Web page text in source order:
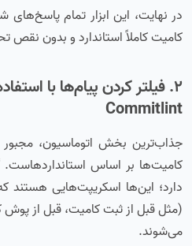
در نهایت، این ابزار تمام
کامیت کاملاً استاندارد و بدون
Commitlint
جذاب‌ترین بخش اتوماسیون،
دارد؛ این‌ها اسکریپت‌هایی
(مثل قبل از ثبت کامیت، قبل از
می‌شوند.